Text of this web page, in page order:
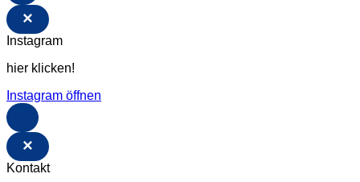
×
Instagram
hier klicken!
Instagram öffnen
×
Kontakt